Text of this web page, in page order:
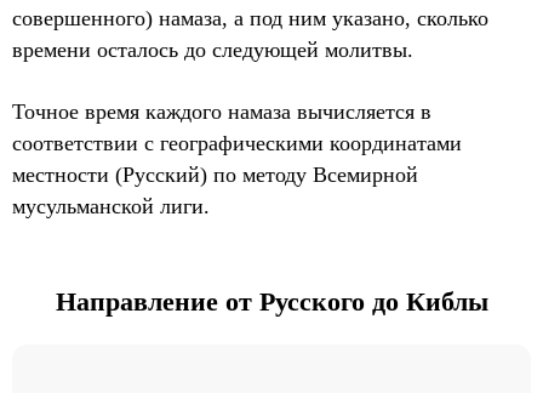
совершенного) намаза, а под ним указано, сколько
времени осталось до следующей молитвы.
Точное время каждого намаза вычисляется в
соответствии с географическими координатами
местности (Русский) по методу Всемирной
мусульманской лиги.
Направление от Русского до Киблы